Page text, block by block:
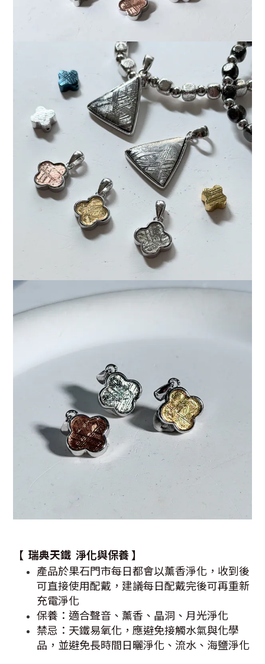
【 瑞典天鐵 淨化與保養】
產品於果石門市每日都會以薰香淨化，收到後
可直接使用配戴，建議每日配戴完後可再重新
充電淨化
保養：適合聲音、薰香、晶洞、月光淨化
禁忌：天鐵易氧化，應避免接觸水氣與化學
品，並避免長時間日曬淨化、流水、海鹽淨化